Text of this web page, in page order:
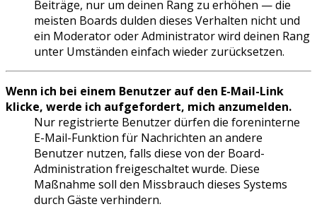
Beiträge, nur um deinen Rang zu erhöhen — die
meisten Boards dulden dieses Verhalten nicht und
ein Moderator oder Administrator wird deinen Rang
unter Umständen einfach wieder zurücksetzen.
Wenn ich bei einem Benutzer auf den E-Mail-Link
klicke, werde ich aufgefordert, mich anzumelden.
Nur registrierte Benutzer dürfen die foreninterne
E-Mail-Funktion für Nachrichten an andere
Benutzer nutzen, falls diese von der Board-
Administration freigeschaltet wurde. Diese
Maßnahme soll den Missbrauch dieses Systems
durch Gäste verhindern.